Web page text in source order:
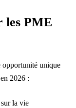
les PME
unique
2026 :
la vie